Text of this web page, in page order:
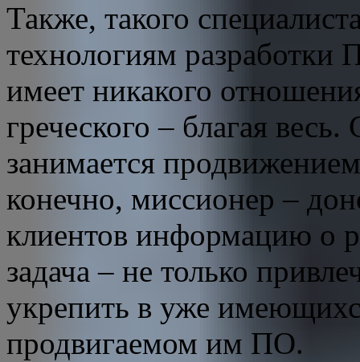
Также, такого
технологиям разработки
имеет никакого
греческого – благая
занимается
конечно, миссионер –
клиентов информацию о
задача – не только
укрепить в уже
продвигаемом им ПО.